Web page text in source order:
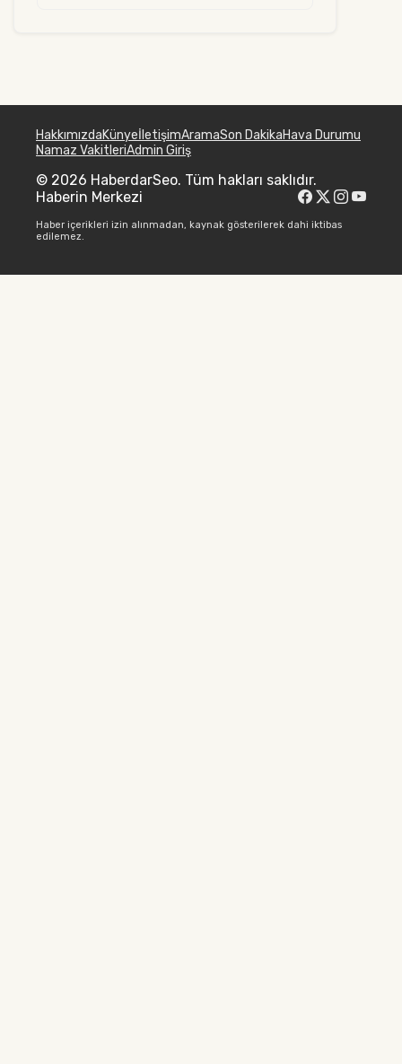
HakkımızdaKünyeİletişimAramaSon DakikaHava Durumu
Namaz VakitleriAdmin Giriş
© 2026 HaberdarSeo. Tüm hakları saklıdır.
Haberin Merkezi
Haber içerikleri izin alınmadan, kaynak gösterilerek dahi iktibas
edilemez.